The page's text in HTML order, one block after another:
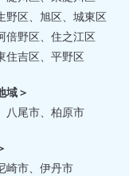
野区、旭区、城東区
倍野区、住之江区
住吉区、平野区
域＞
八尾市、柏原市
崎市、伊丹市